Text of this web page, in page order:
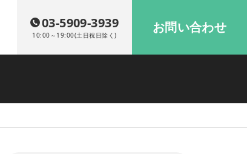
03-5909-3939
10:00～19:00(土日祝日除く) お問い合わせ